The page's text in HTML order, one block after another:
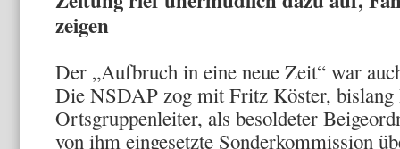
zeigen
Der „Aufbruch in eine neue Zeit“ war
Die NSDAP zog mit Fritz Köster,
Ortsgruppenleiter, als besoldeter
von ihm eingesetzte Sonderkommission